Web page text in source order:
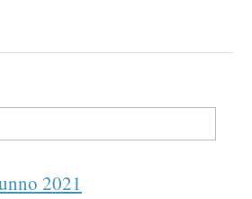
2021